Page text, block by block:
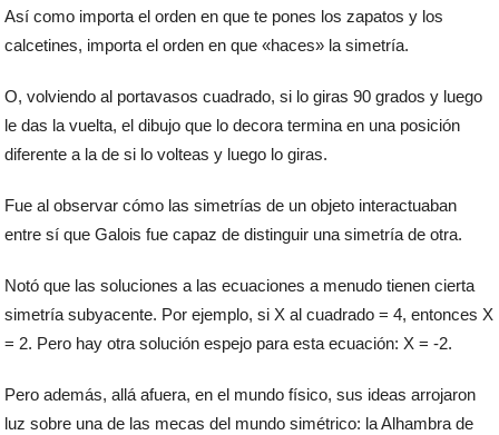
Así como importa el orden en que te pones los zapatos y los
calcetines, importa el orden en que «haces» la simetría.
O, volviendo al portavasos cuadrado, si lo giras 90 grados y luego
le das la vuelta, el dibujo que lo decora termina en una posición
diferente a la de si lo volteas y luego lo giras.
Fue al observar cómo las simetrías de un objeto interactuaban
entre sí que Galois fue capaz de distinguir una simetría de otra.
Notó que las soluciones a las ecuaciones a menudo tienen cierta
simetría subyacente. Por ejemplo, si X al cuadrado = 4, entonces X
= 2. Pero hay otra solución espejo para esta ecuación: X = -2.
Pero además, allá afuera, en el mundo físico, sus ideas arrojaron
luz sobre una de las mecas del mundo simétrico: la Alhambra de